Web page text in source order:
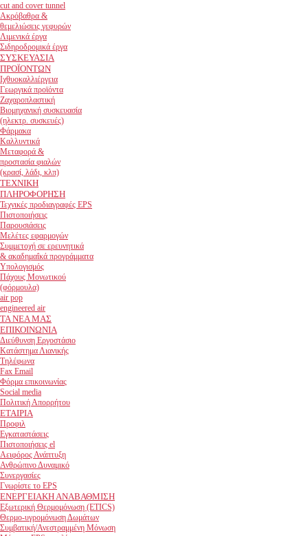
cut and cover tunnel
Ακρόβαθρα &
θεμελιώσεις γεφυρών
Λιμενικά έργα
Σιδηροδρομικά έργα
ΣΥΣΚΕΥΑΣΙΑ
ΠΡΟΪΟΝΤΩΝ
Ιχθυοκαλλιέργεια
Γεωργικά προϊόντα
Ζαχαροπλαστική
Βιομηχανική συσκευασία
(ηλεκτρ. συσκευές)
Φάρμακα
Καλλυντικά
Μεταφορά &
προστασία φιαλών
(κρασί, λάδι, κλπ)
ΤΕΧΝΙΚΗ
ΠΛΗΡΟΦΟΡΗΣΗ
Τεχνικές προδιαγραφές EPS
Πιστοποιήσεις
Παρουσιάσεις
Μελέτες εφαρμογών
Συμμετοχή σε ερευνητικά
& ακαδημαΐκά προγράμματα
Υπολογισμός
Πάχους Μονωτικού
(φόρμουλα)
air pop
engineered air
ΤΑ ΝΕΑ ΜΑΣ
ΕΠΙΚΟΙΝΩΝΙΑ
Διεύθυνση Εργοστάσιο
Κατάστημα Λιανικής
Τηλέφωνα
Fax Email
Φόρμα επικοινωνίας
Social media
Πολιτική Απορρήτου
ΕΤΑΙΡΙΑ
Προφιλ
Εγκαταστάσεις
Πιστοποιήσεις el
Αειφόρος Ανάπτυξη
Ανθρώπινο Δυναμικό
Συνεργασίες
Γνωρίστε το EPS
ΕΝΕΡΓΕΙΑΚΗ ΑΝΑΒΑΘΜΙΣΗ
Εξωτερική Θερμομόνωση (ETICS)
Θερμο-υγρομόνωση Δωμάτων
Συμβατική/Ανεστραμμένη Μόνωση